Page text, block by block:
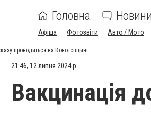
Головна Новини
Афіша Фотозвіти Авто / Мото
проводиться на Конотопщині
21:46, 12 липня 2024 р.
Вакцинація